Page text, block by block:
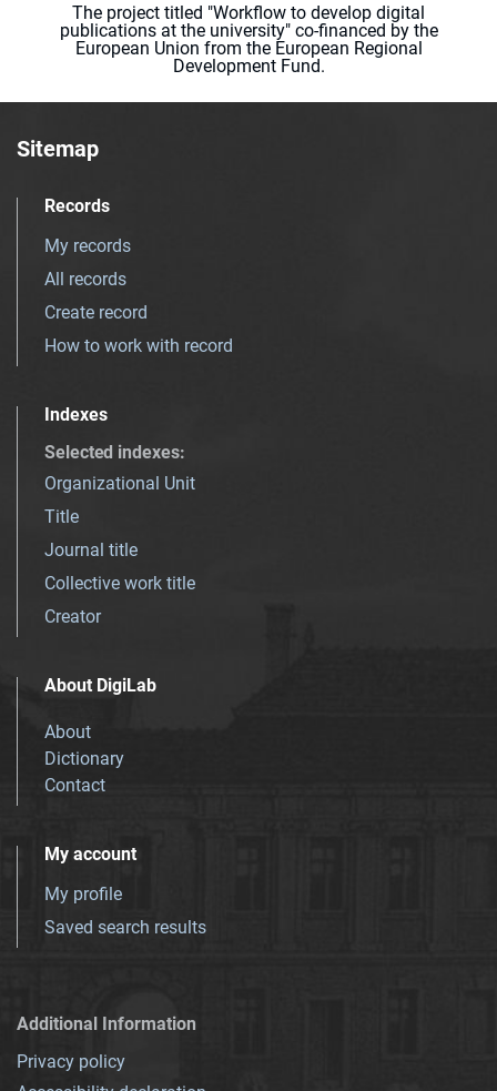
The project titled "Workflow to develop digital
publications at the university" co-financed by the
European Union from the European Regional
Development Fund.
Sitemap
Records
My records
All records
Create record
How to work with record
Indexes
Selected indexes:
Organizational Unit
Title
Journal title
Collective work title
Creator
About DigiLab
About
Dictionary
Contact
My account
My profile
Saved search results
Additional Information
Privacy policy